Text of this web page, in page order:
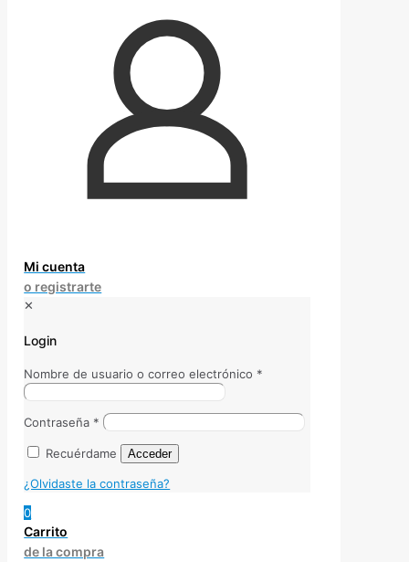
Mi cuenta
o registrarte
✕
Login
Nombre de usuario o correo electrónico *
Contraseña *
Recuérdame Acceder
¿Olvidaste la contraseña?
0
Carrito
de la compra